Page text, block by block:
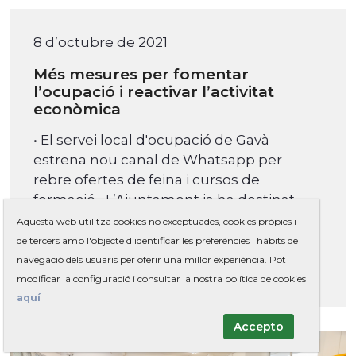
8 d’octubre de 2021
Més mesures per fomentar
l’ocupació i reactivar l’activitat
econòmica
• El servei local d'ocupació de Gavà
estrena nou canal de Whatsapp per
rebre ofertes de feina i cursos de
formació • L’Ajuntament ja ha destinat
382.000 euros en ajudes a petites
empreses i autònoms que més han patit
les conseqüències de la COVID-19
Aquesta web utilitza cookies no exceptuades, cookies pròpies i
de tercers amb l'objecte d'identificar les preferències i hàbits de
navegació dels usuaris per oferir una millor experiència. Pot
modificar la configuració i consultar la nostra política de cookies
aquí
Accepto